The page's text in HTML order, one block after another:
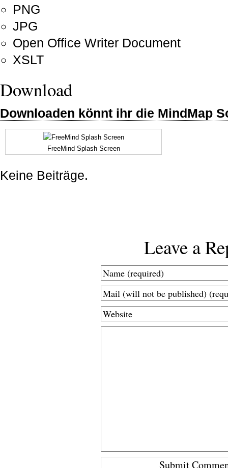
PNG
JPG
Open Office Writer Document
XSLT
Download
Downloaden könnt ihr die MindMap
FreeMind Splash Screen
Keine Beiträge.
Leave a